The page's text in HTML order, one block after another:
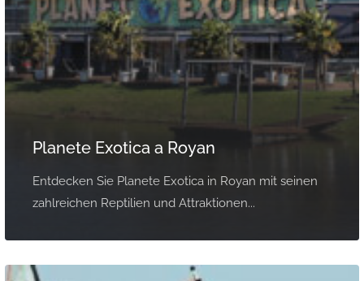
Planete Exotica a Royan
Entdecken Sie Planete Exotica in Royan mit seinen
zahlreichen Reptilien und Attraktionen...